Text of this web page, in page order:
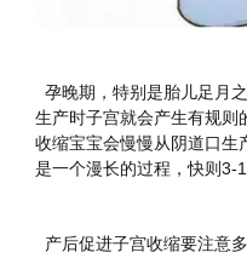
孕晚期，特别是胎儿足月
生产时子宫就会产生有规则
收缩宝宝会慢慢从阴道口生
是一个漫长的过程，快则3-
产后促进子宫收缩要注意